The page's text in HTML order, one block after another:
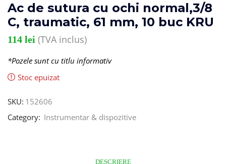
Ac de sutura cu ochi normal,3/8
C, traumatic, 61 mm, 10 buc KRU
114 lei (TVA inclus)
*Pozele sunt cu titlu informativ
Stoc epuizat
SKU: 152606
Category: Instrumentar & dispozitive
DESCRIERE